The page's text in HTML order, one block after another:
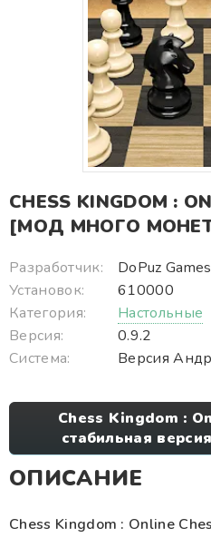
CHESS KINGDOM :
[МОД МНОГО
Разработчик:
DoPuz Games
Установок:
610000
Категория:
Настольные
Версия:
0.9.2
Система:
Версия
Chess Kingdom :
стабильная
ОПИСАНИЕ
Chess Kingdom : Online